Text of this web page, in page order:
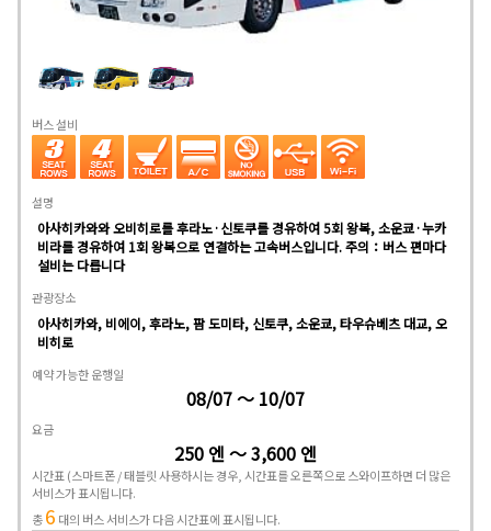
버스 설비
설명
아사히카와와 오비히로를 후라노·신토쿠를 경유하여 5회 왕복, 소운쿄·누카
비라를 경유하여 1회 왕복으로 연결하는 고속버스입니다. 주의：버스 편마다
설비는 다릅니다
관광장소
아사히카와, 비에이, 후라노, 팜 도미타, 신토쿠, 소운쿄, 타우슈베츠 대교, 오
비히로
예약 가능한 운행일
08/07 ～ 10/07
요금
250 엔 ～ 3,600 엔
시간표 (스마트폰 / 태블릿 사용하시는 경우, 시간표를 오른쪽으로 스와이프하면 더 많은
서비스가 표시됩니다.
총6 대의 버스 서비스가 다음 시간표에 표시됩니다.